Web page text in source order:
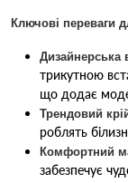
Ключові переваги
Дизайнерська
трикутною
що додає
Трендовий
роблять
Комфортний
забезпечує